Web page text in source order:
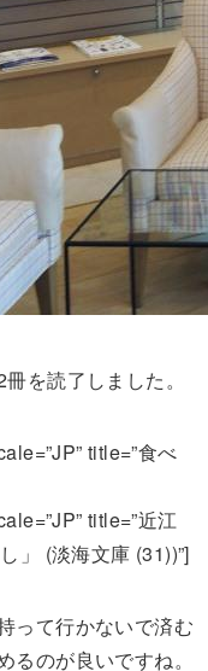
を読了しました。
title=”食べ
title=”近江
」 (淡海文庫 (31))”]
って行かないで済む
のが良いですね。